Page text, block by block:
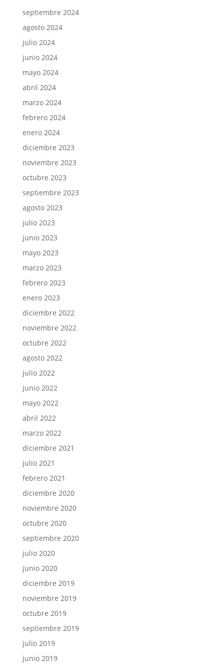
septiembre 2024
agosto 2024
julio 2024
junio 2024
mayo 2024
abril 2024
marzo 2024
febrero 2024
enero 2024
diciembre 2023
noviembre 2023
octubre 2023
septiembre 2023
agosto 2023
julio 2023
junio 2023
mayo 2023
marzo 2023
febrero 2023
enero 2023
diciembre 2022
noviembre 2022
octubre 2022
agosto 2022
julio 2022
junio 2022
mayo 2022
abril 2022
marzo 2022
diciembre 2021
julio 2021
febrero 2021
diciembre 2020
noviembre 2020
octubre 2020
septiembre 2020
julio 2020
junio 2020
diciembre 2019
noviembre 2019
octubre 2019
septiembre 2019
julio 2019
junio 2019